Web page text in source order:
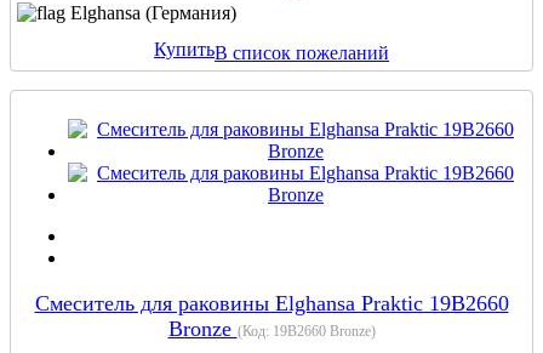
Elghansa (Германия)
КупитьВ список пожеланий
Смеситель для раковины Elghansa Praktic 19B2660
Bronze (Код: 19B2660 Bronze)